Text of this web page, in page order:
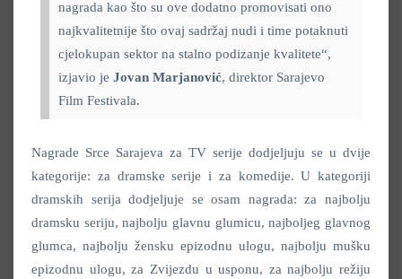
nagrada kao što su ove dodatno promovisati ono
najkvalitetnije što ovaj sadržaj nudi i time potaknuti
cjelokupan sektor na stalno podizanje kvalitete“,
izjavio je Jovan Marjanović, direktor Sarajevo
Film Festivala.
Nagrade Srce Sarajeva za TV serije dodjeljuju se u dvije
kategorije: za dramske serije i za komedije. U kategoriji
dramskih serija dodjeljuje se osam nagrada: za najbolju
dramsku seriju, najbolju glavnu glumicu, najboljeg glavnog
glumca, najbolju žensku epizodnu ulogu, najbolju mušku
epizodnu ulogu, za Zvijezdu u usponu, za najbolju režiju